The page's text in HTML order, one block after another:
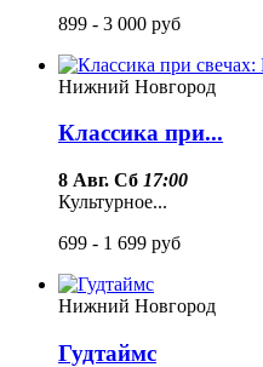
899 - 3 000 руб
Нижний Новгород
Классика при...
8 Авг. Сб 17:00
Культурное...
699 - 1 699 руб
Нижний Новгород
Гудтаймс